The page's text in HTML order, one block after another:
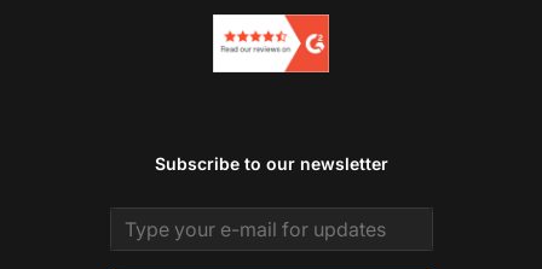
Subscribe to our newsletter
Email address